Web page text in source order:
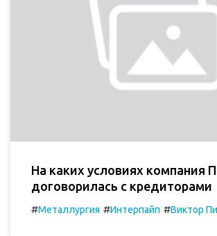
На каких условиях компания
договорилась с кредиторами
#Металлургия #Интерпайп #Виктор